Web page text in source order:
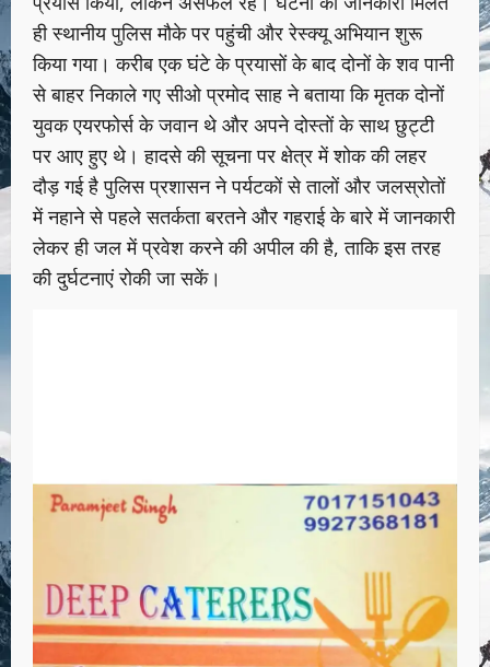
ही स्थानीय पुलिस मौके पर पहुंची और रेस्क्यू अभियान शुरू
किया गया। करीब एक घंटे के प्रयासों के बाद दोनों के शव पानी
से बाहर निकाले गए सीओ प्रमोद साह ने बताया कि मृतक दोनों
युवक एयरफोर्स के जवान थे और अपने दोस्तों के साथ छुट्टी
पर आए हुए थे। हादसे की सूचना पर क्षेत्र में शोक की लहर
दौड़ गई है पुलिस प्रशासन ने पर्यटकों से तालों और जलस्रोतों
में नहाने से पहले सतर्कता बरतने और गहराई के बारे में जानकारी
लेकर ही जल में प्रवेश करने की अपील की है, ताकि इस तरह
की दुर्घटनाएं रोकी जा सकें।